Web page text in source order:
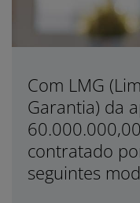
Com LMG
Garantia) da
contratado
seguintes